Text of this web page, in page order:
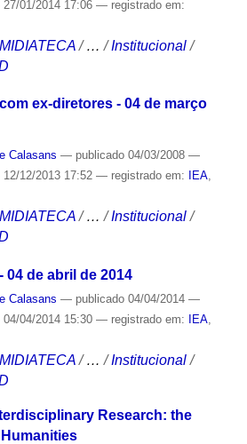
27/01/2014 17:06 — registrado em:
MIDIATECA /…/Institucional /
ex-diretores - 04 de março
Calasans — publicado04/03/2008 —
12/12/2013 17:52 — registrado em: IEA,
MIDIATECA / …/Institucional /
04 de abril de 2014
Calasans — publicado04/04/2014 —
04/04/2014 15:30 — registrado em: IEA,
MIDIATECA /…/Institucional /
Research: the